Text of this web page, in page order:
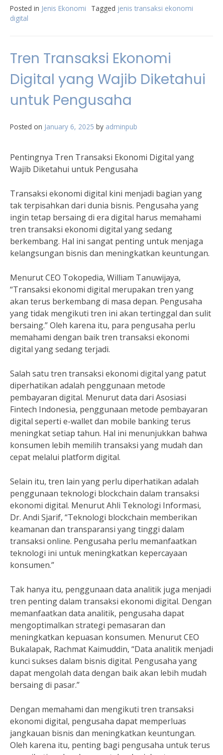
Posted in Jenis Ekonomi Tagged jenis transaksi ekonomi
digital
Tren Transaksi Ekonomi
Digital yang Wajib Diketahui
untuk Pengusaha
Posted on January 6, 2025 by adminpub
Pentingnya Tren Transaksi Ekonomi Digital yang
Wajib Diketahui untuk Pengusaha
Transaksi ekonomi digital kini menjadi bagian yang
tak terpisahkan dari dunia bisnis. Pengusaha yang
ingin tetap bersaing di era digital harus memahami
tren transaksi ekonomi digital yang sedang
berkembang. Hal ini sangat penting untuk menjaga
kelangsungan bisnis dan meningkatkan keuntungan.
Menurut CEO Tokopedia, William Tanuwijaya,
“Transaksi ekonomi digital merupakan tren yang
akan terus berkembang di masa depan. Pengusaha
yang tidak mengikuti tren ini akan tertinggal dan sulit
bersaing.” Oleh karena itu, para pengusaha perlu
memahami dengan baik tren transaksi ekonomi
digital yang sedang terjadi.
Salah satu tren transaksi ekonomi digital yang patut
diperhatikan adalah penggunaan metode
pembayaran digital. Menurut data dari Asosiasi
Fintech Indonesia, penggunaan metode pembayaran
digital seperti e-wallet dan mobile banking terus
meningkat setiap tahun. Hal ini menunjukkan bahwa
konsumen lebih memilih transaksi yang mudah dan
cepat melalui platform digital.
Selain itu, tren lain yang perlu diperhatikan adalah
penggunaan teknologi blockchain dalam transaksi
ekonomi digital. Menurut Ahli Teknologi Informasi,
Dr. Andi Sjarif, “Teknologi blockchain memberikan
keamanan dan transparansi yang tinggi dalam
transaksi online. Pengusaha perlu memanfaatkan
teknologi ini untuk meningkatkan kepercayaan
konsumen.”
Tak hanya itu, penggunaan data analitik juga menjadi
tren penting dalam transaksi ekonomi digital. Dengan
memanfaatkan data analitik, pengusaha dapat
mengoptimalkan strategi pemasaran dan
meningkatkan kepuasan konsumen. Menurut CEO
Bukalapak, Rachmat Kaimuddin, “Data analitik menjadi
kunci sukses dalam bisnis digital. Pengusaha yang
dapat mengolah data dengan baik akan lebih mudah
bersaing di pasar.”
Dengan memahami dan mengikuti tren transaksi
ekonomi digital, pengusaha dapat memperluas
jangkauan bisnis dan meningkatkan keuntungan.
Oleh karena itu, penting bagi pengusaha untuk terus